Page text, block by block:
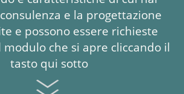
e la progettazione
e possono essere richieste
che si apre cliccando il
tasto qui sotto